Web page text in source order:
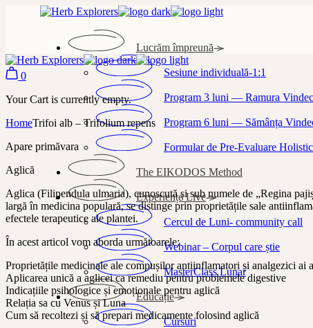
Lucrăm împreună
Sesiune individuală-1:1
Program 3 luni — Ramura
Program 6 luni — Sămânța
Formular de Pre-Evaluare
The EIKODOS Method
Experiențe Live
Cercul de Luni- community call
Webinar – Corpul care știe
MasterClass Lunar
Educație
Cursuri
0
Your Cart is currently empty.
HomeTrifoi alb – Trifolium repens
Apare primăvara
Aglică
Aglica (Filipendula ulmaria), cunoscută și sub numele de „Regina
largă în medicina populară, se distinge prin proprietățile sale
efectele terapeutice ale plantei.
În acest articol vom aborda următoarele:
Proprietățile medicinale ale compușilor antiinflamatori și analgezici ai
Aplicarea unică a aglicei ca remediu pentru problemele digestive
Indicațiile psihologice și emoționale pentru aglică
Relația sa cu Venus și Luna
Cum să recoltezi și să prepari medicamente folosind aglică